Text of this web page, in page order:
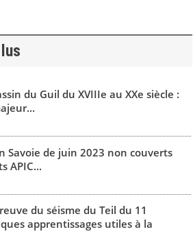
du Guil du XVIIIe au XXe siècle :
Savoie de juin 2023 non couverts
APIC...
du séisme du Teil du 11
apprentissages utiles à la